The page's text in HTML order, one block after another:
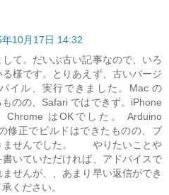
年10月17日 14:32
て。だいぶ古い記事なので、いろ
様です。とりあえず、古いバージ
イル、実行できました。Mac の
のの、Safari ではできず。iPhone
Chrome はOKでした。 Arduino
修正でビルドはできたものの、ブ
ませんでした。 やりたいことや
いていただければ、アドバイスで
せんが、、あまり早い返信ができ
ください。